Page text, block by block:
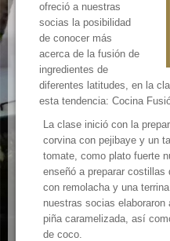
ofreció a nuestras
socias la posibilidad
de conocer más
acerca de la fusión de
ingredientes de
diferentes latitudes, en la
esta tendencia: Cocina
La clase inició con la
corvina con pejibaye y un
tomate, como plato fuerte
enseñó a preparar costillas
con remolacha y una
nuestras socias
piña caramelizada, así
de coco.